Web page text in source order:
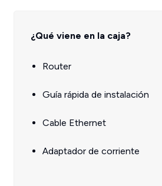
¿Qué viene en la caja?
Router
Guía rápida de instalación
Cable Ethernet
Adaptador de corriente